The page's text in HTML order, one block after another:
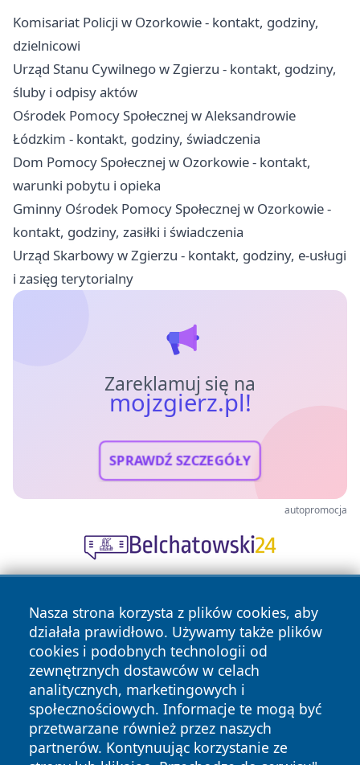
Komisariat Policji w Ozorkowie - kontakt, godziny,
dzielnicowi
Urząd Stanu Cywilnego w Zgierzu - kontakt, godziny,
śluby i odpisy aktów
Ośrodek Pomocy Społecznej w Aleksandrowie
Łódzkim - kontakt, godziny, świadczenia
Dom Pomocy Społecznej w Ozorkowie - kontakt,
warunki pobytu i opieka
Gminny Ośrodek Pomocy Społecznej w Ozorkowie -
kontakt, godziny, zasiłki i świadczenia
Urząd Skarbowy w Zgierzu - kontakt, godziny, e-usługi
i zasięg terytorialny
Zareklamuj się na
mojzgierz.pl!
SPRAWDŹ SZCZEGÓŁY
autopromocja
Nasza strona korzysta z plików cookies, aby
działała prawidłowo. Używamy także plików
cookies i podobnych technologii od
zewnętrznych dostawców w celach
analitycznych, marketingowych i
społecznościowych. Informacje te mogą być
przetwarzane również przez naszych
partnerów. Kontynuując korzystanie ze
Copyright © 2026 mojzgierz.pl Wszystkie prawa zastrzeżone.
News Autorzy
Polityka
Polityka